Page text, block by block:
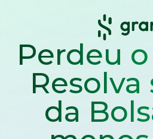
Perdeu
Resolva
da